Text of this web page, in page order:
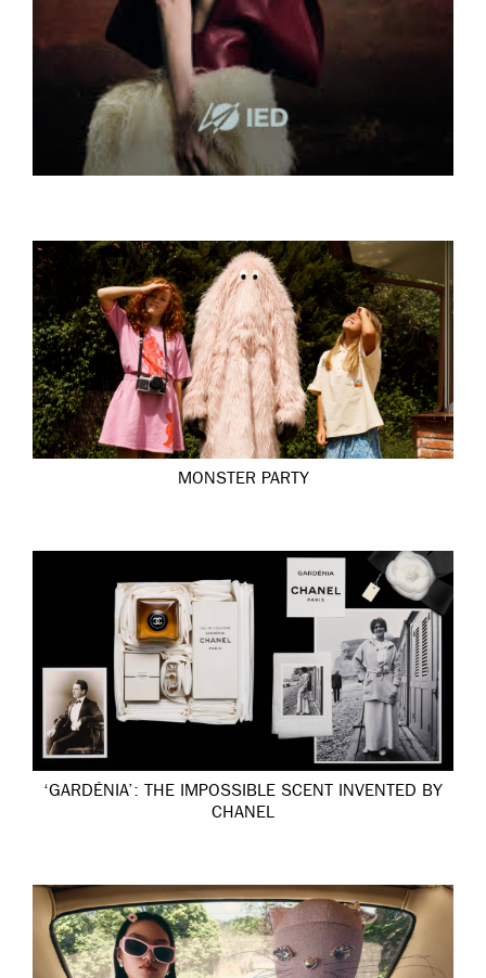
MONSTER PARTY
‘GARDÉNIA’: THE IMPOSSIBLE SCENT INVENTED BY
CHANEL